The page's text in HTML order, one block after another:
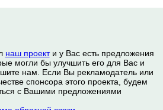
наш проекти у Вас есть предложения
могли бы улучшить его для Вас и
нам. Если Вы рекламодатель или
спонсора этого проекта, будем
с Вашими предложениями